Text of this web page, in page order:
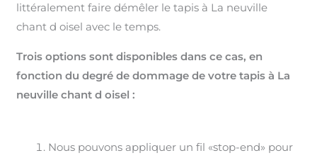
littéralement faire démêler le tapis à La neuville
chant d oisel avec le temps.
Trois options sont disponibles dans ce cas, en
fonction du degré de dommage de votre tapis à La
neuville chant d oisel :
Nous pouvons appliquer un fil «stop-end» pour